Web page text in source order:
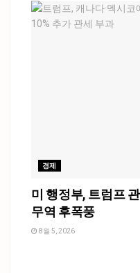
경제
미 행정부, 트럼프
무역 후폭풍
8월 5, 2026